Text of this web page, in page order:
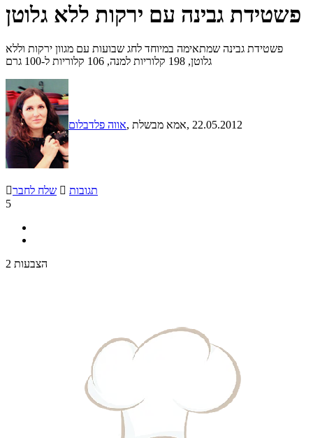
פשטידת גבינה עם ירקות ללא גלוטן
פשטידת גבינה שמתאימה במיוחד לחג שבועות עם מגוון ירקות וללא
גלוטן, 198 קלוריות למנה, 106 קלוריות ל-100 גרם
אווה פלדבלום , אמא מבשלת, 22.05.2012
שלח לחבר  תגובות
5
2 הצבעות